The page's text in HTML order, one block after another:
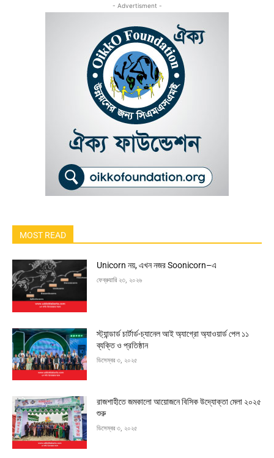
- Advertisment -
MOST READ
Unicorn নয়, এখন নজর Soonicorn–এ
ফেব্রুয়ারি ২৩, ২০২৬
স্ট্যান্ডার্ড চার্টার্ড-চ্যানেল আই অ্যাগ্রো অ্যাওয়ার্ড পেল ১১
ব্যক্তি ও প্রতিষ্ঠান
ডিসেম্বর ৩, ২০২৫
রাজশাহীতে জমকালো আয়োজনে বিসিক উদ্যোক্তা মেলা ২০২৫
শুরু
ডিসেম্বর ৩, ২০২৫